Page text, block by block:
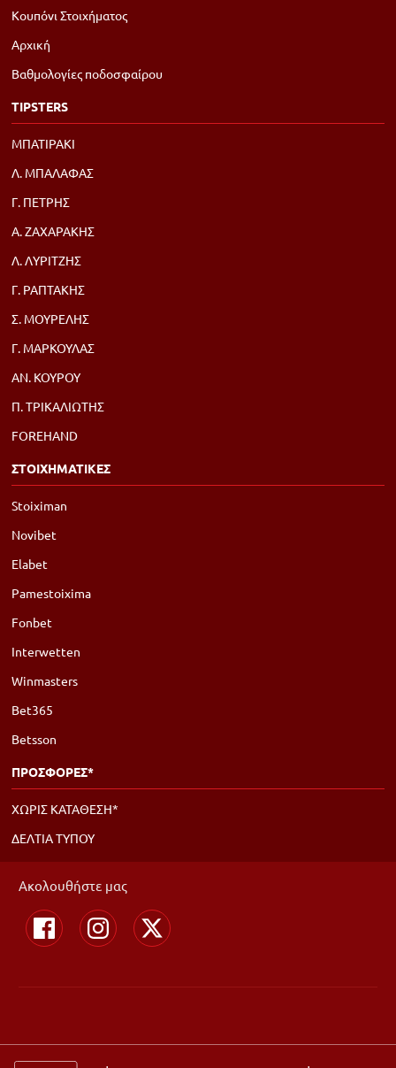
Κουπόνι Στοιχήματος
Αρχική
Βαθμολογίες ποδοσφαίρου
TIPSTERS
ΜΠΑΤΙΡΑΚΙ
Λ. ΜΠΑΛΑΦΑΣ
Γ. ΠΕΤΡΗΣ
Α. ΖΑΧΑΡΑΚΗΣ
Λ. ΛΥΡΙΤΖΗΣ
Γ. ΡΑΠΤΑΚΗΣ
Σ. ΜΟΥΡΕΛΗΣ
Γ. ΜΑΡΚΟΥΛΑΣ
ΑΝ. ΚΟΥΡΟΥ
Π. ΤΡΙΚΑΛΙΩΤΗΣ
FOREHAND
ΣΤΟΙΧΗΜΑΤΙΚΕΣ
Stoiximan
Novibet
Elabet
Pamestoixima
Fonbet
Interwetten
Winmasters
Bet365
Betsson
ΠΡΟΣΦΟΡΕΣ*
ΧΩΡΙΣ ΚΑΤΑΘΕΣΗ*
ΔΕΛΤΙΑ ΤΥΠΟΥ
Ακολουθήστε μας